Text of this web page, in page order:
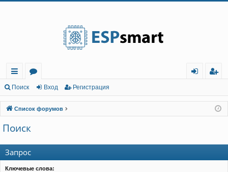
с
ы
лк
и
ру
м
ы
д
ис
тр
Поиск Вход Регистрация
Список форумов
Поиск
Запрос
Ключевые слова: